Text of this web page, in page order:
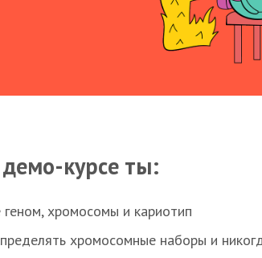
курсе ты:
хромосомы и кариотип
хромосомные наборы и